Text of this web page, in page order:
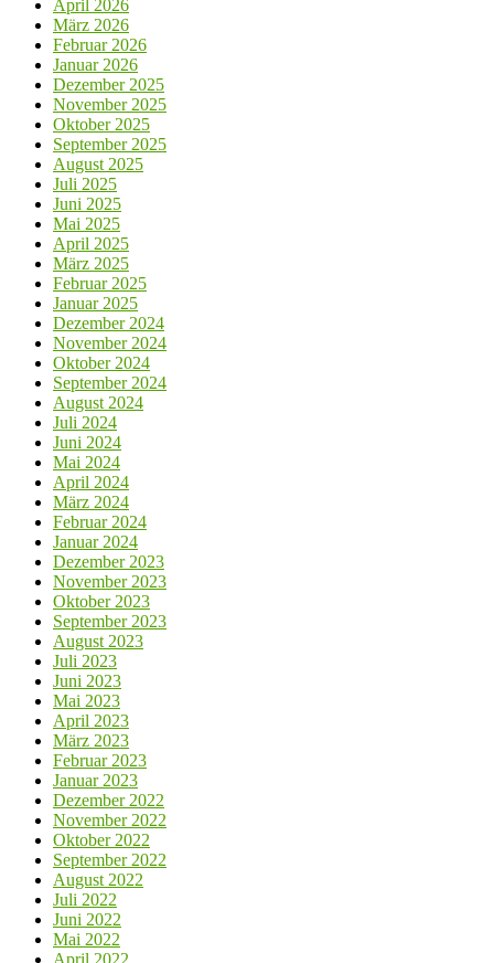
April 2026
März 2026
Februar 2026
Januar 2026
Dezember 2025
November 2025
Oktober 2025
September 2025
August 2025
Juli 2025
Juni 2025
Mai 2025
April 2025
März 2025
Februar 2025
Januar 2025
Dezember 2024
November 2024
Oktober 2024
September 2024
August 2024
Juli 2024
Juni 2024
Mai 2024
April 2024
März 2024
Februar 2024
Januar 2024
Dezember 2023
November 2023
Oktober 2023
September 2023
August 2023
Juli 2023
Juni 2023
Mai 2023
April 2023
März 2023
Februar 2023
Januar 2023
Dezember 2022
November 2022
Oktober 2022
September 2022
August 2022
Juli 2022
Juni 2022
Mai 2022